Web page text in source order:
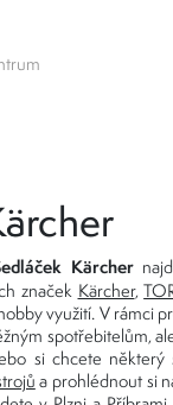
Kärcher
značek Kärcher,
využití. V rámci
spotřebitelům,
si chcete některý
a prohlédnout si